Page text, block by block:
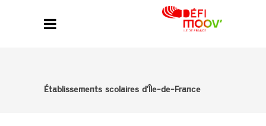
Établissements scolaires d’Île-de-France